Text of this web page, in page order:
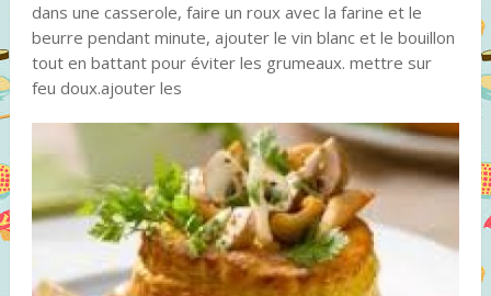
dans une casserole, faire un roux avec la farine et le
beurre pendant minute, ajouter le vin blanc et le bouillon
tout en battant pour éviter les grumeaux. mettre sur
feu doux.ajouter les